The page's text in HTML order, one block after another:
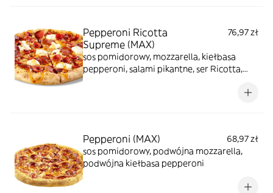
Pepperoni Ricotta
Supreme (MAX)
76,97 zł
sos pomidorowy, mozzarella, kiełbasa
pepperoni, salami pikantne, ser Ricotta,
Pepperoni (MAX)
68,97 zł
sos pomidorowy, podwójna mozzarella,
podwójna kiełbasa pepperoni